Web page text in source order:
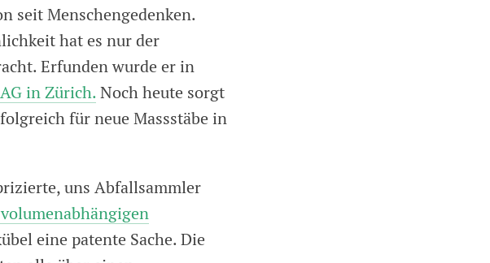
seit Menschengedenken.
hat es nur der
Erfunden wurde er in
in Zürich.Noch heute sorgt
für neue Massstäbe in
uns Abfallsammler
eine patente Sache. Die